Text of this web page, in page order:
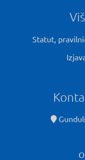
Statut,